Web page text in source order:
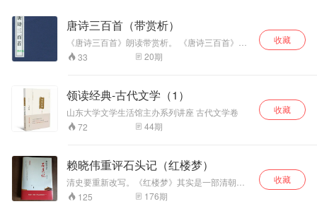
一起探求人生及青
春生命的真正价
值，点点忧情，丝
丝入韵，于暇时静
听，得妙趣无
唐诗三百首（带赏析）
《唐诗三百首》朗读带赏析。 《唐诗三百首》是
一部流传很广的唐诗选集。唐朝（618年~907
年）二百八十九年间，是中国诗歌发展的黄金时
首。《唐诗三百首》选诗范围相当广泛，收录了
77家诗，共311首，在数量上以杜甫诗最多，有
38首、王维诗29首、李白诗27首、李商隐诗22
首。
33 20期
收藏
领读经典-古代文学（1）
山东大学文学生活馆主办系列讲座 古代文学卷
72
44期
收藏
赖晓伟重评石头记（红楼梦）
清史要重新改写。《红楼梦》其实是一部清朝的
史书。 其实，《红楼梦》书上讲得很明白，天上
的神瑛侍者（传国玺的化身）下凡，投胎到了大
125 176期
收藏